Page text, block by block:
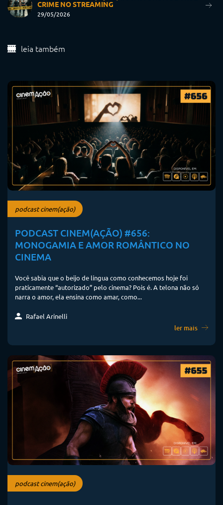
CRIME NO STREAMING
29/05/2026
leia também
podcast cinem(ação)
PODCAST CINEM(AÇÃO) #656:
MONOGAMIA E AMOR ROMÂNTICO NO
CINEMA
Você sabia que o beijo de língua como conhecemos hoje foi
praticamente “autorizado” pelo cinema? Pois é. A telona não só
narra o amor, ela ensina como amar, como...
Rafael Arinelli
ler mais
podcast cinem(ação)